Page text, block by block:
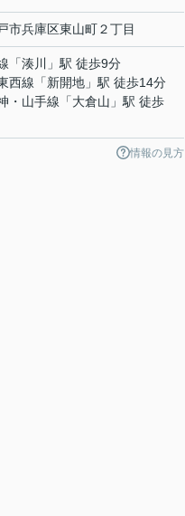
市兵庫区東山町２丁目
「湊川
」駅 徒歩9分
西線 「新開地 」駅 徒歩14分
・山手線 「大倉山 」駅 徒歩
情報の見方